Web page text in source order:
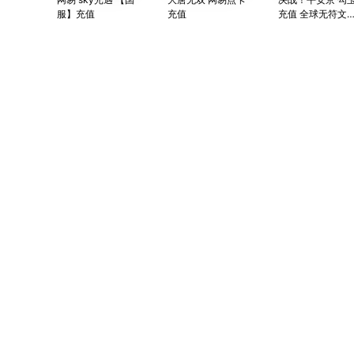
服】充值
充值
充值 全球无符文对